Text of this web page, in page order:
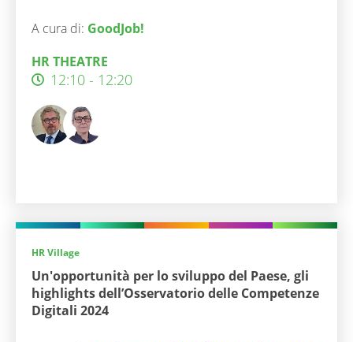
A cura di: GoodJob!
HR THEATRE
12:10 - 12:20
HR Village
Un'opportunità per lo sviluppo del Paese, gli
highlights dell’Osservatorio delle Competenze
Digitali 2024